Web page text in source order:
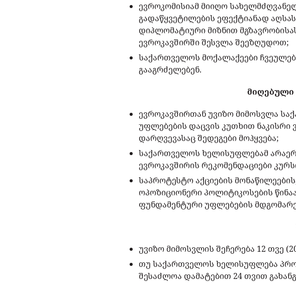
ევროკომისიამ მიიღო
გადაწყვეტილების ეფექტიანად
დიპლომატიური მიზნით
ევროკავშირში შესვლა შეეზღუდოთ;
საქართველოს მოქალაქეები
გააგრძელებენ.
მიღებული
ევროკავშირთან უვიზო მიმოსვლა
უფლებების დაცვის კუთხით
დარღვევასაც შედეგები მოჰყვება;
საქართველოს ხელისუფლებამ
ევროკავშირის რეკომენდაციები
საპროტესტო აქციების
ოპოზიციონერი პოლიტიკოსების
ფუნდამენტური უფლებების
უვიზო მიმოსვლის შეჩერება 12 თვე
თუ საქართველოს ხელისუფლება
შესაძლოა დამატებით 24 თვით